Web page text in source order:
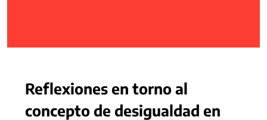
Reflexiones en torno al
concepto de desigualdad en